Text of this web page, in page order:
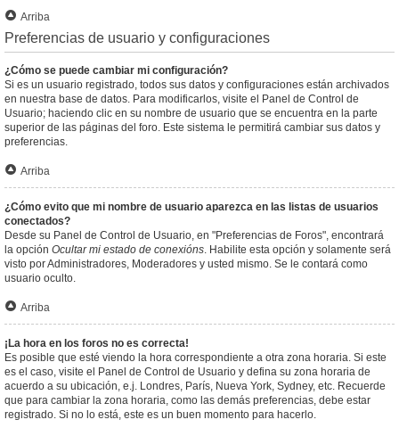
Arriba
Preferencias de usuario y configuraciones
¿Cómo se puede cambiar mi configuración?
Si es un usuario registrado, todos sus datos y configuraciones están archivados
en nuestra base de datos. Para modificarlos, visite el Panel de Control de
Usuario; haciendo clic en su nombre de usuario que se encuentra en la parte
superior de las páginas del foro. Este sistema le permitirá cambiar sus datos y
preferencias.
Arriba
¿Cómo evito que mi nombre de usuario aparezca en las listas de usuarios
conectados?
Desde su Panel de Control de Usuario, en "Preferencias de Foros", encontrará
la opción Ocultar mi estado de conexións. Habilite esta opción y solamente será
visto por Administradores, Moderadores y usted mismo. Se le contará como
usuario oculto.
Arriba
¡La hora en los foros no es correcta!
Es posible que esté viendo la hora correspondiente a otra zona horaria. Si este
es el caso, visite el Panel de Control de Usuario y defina su zona horaria de
acuerdo a su ubicación, e.j. Londres, París, Nueva York, Sydney, etc. Recuerde
que para cambiar la zona horaria, como las demás preferencias, debe estar
registrado. Si no lo está, este es un buen momento para hacerlo.